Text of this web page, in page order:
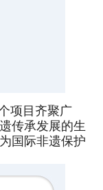
项目齐聚广
传承发展的生
国际非遗保护